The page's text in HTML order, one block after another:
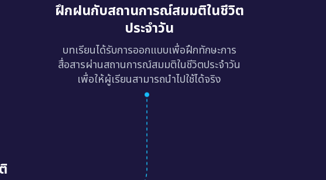
ฝึกฝนกับสถานการณ์สมมติในชีวิต
ประจำวัน
บทเรียนได้รับการออกแบบเพื่อฝึกทักษะการ
สื่อสารผ่านสถานการณ์สมมติในชีวิตประจำวัน
เพื่อให้ผู้เรียนสามารถนำไปใช้ได้จริง